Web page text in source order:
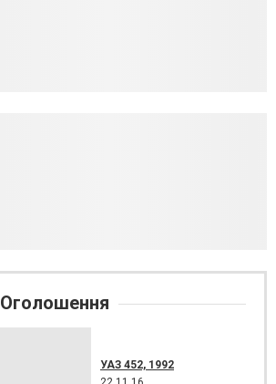
Оголошення
УАЗ 452, 1992